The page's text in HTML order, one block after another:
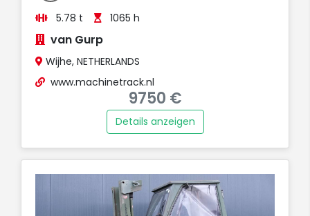
5.78 t 1065 h
van Gurp
Wijhe, NETHERLANDS
www.machinetrack.nl
9750 €
Details anzeigen